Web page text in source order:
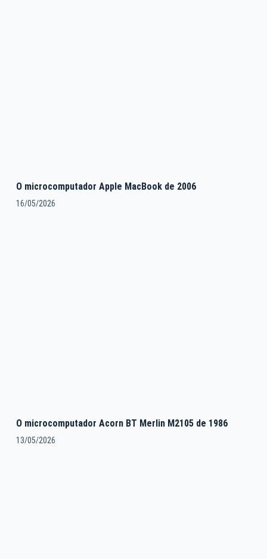
O microcomputador Apple MacBook de 2006
16/05/2026
O microcomputador Acorn BT Merlin M2105 de 1986
13/05/2026